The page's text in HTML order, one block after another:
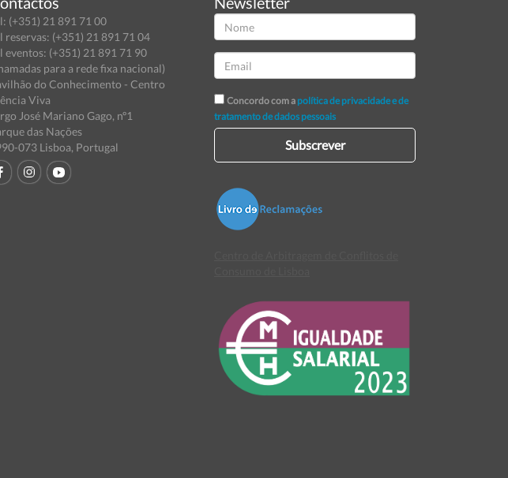
(+351) 21 891 71 00
reservas: (+351) 21 891 71 04
eventos: (+351) 21 891 71 90
para a rede fixa nacional)
do Conhecimento - Centro
Viva
José Mariano Gago, nº1
das Nações
073 Lisboa, Portugal
Concordo com a política de privacidade e de
tratamento de dados pessoais
Subscrever